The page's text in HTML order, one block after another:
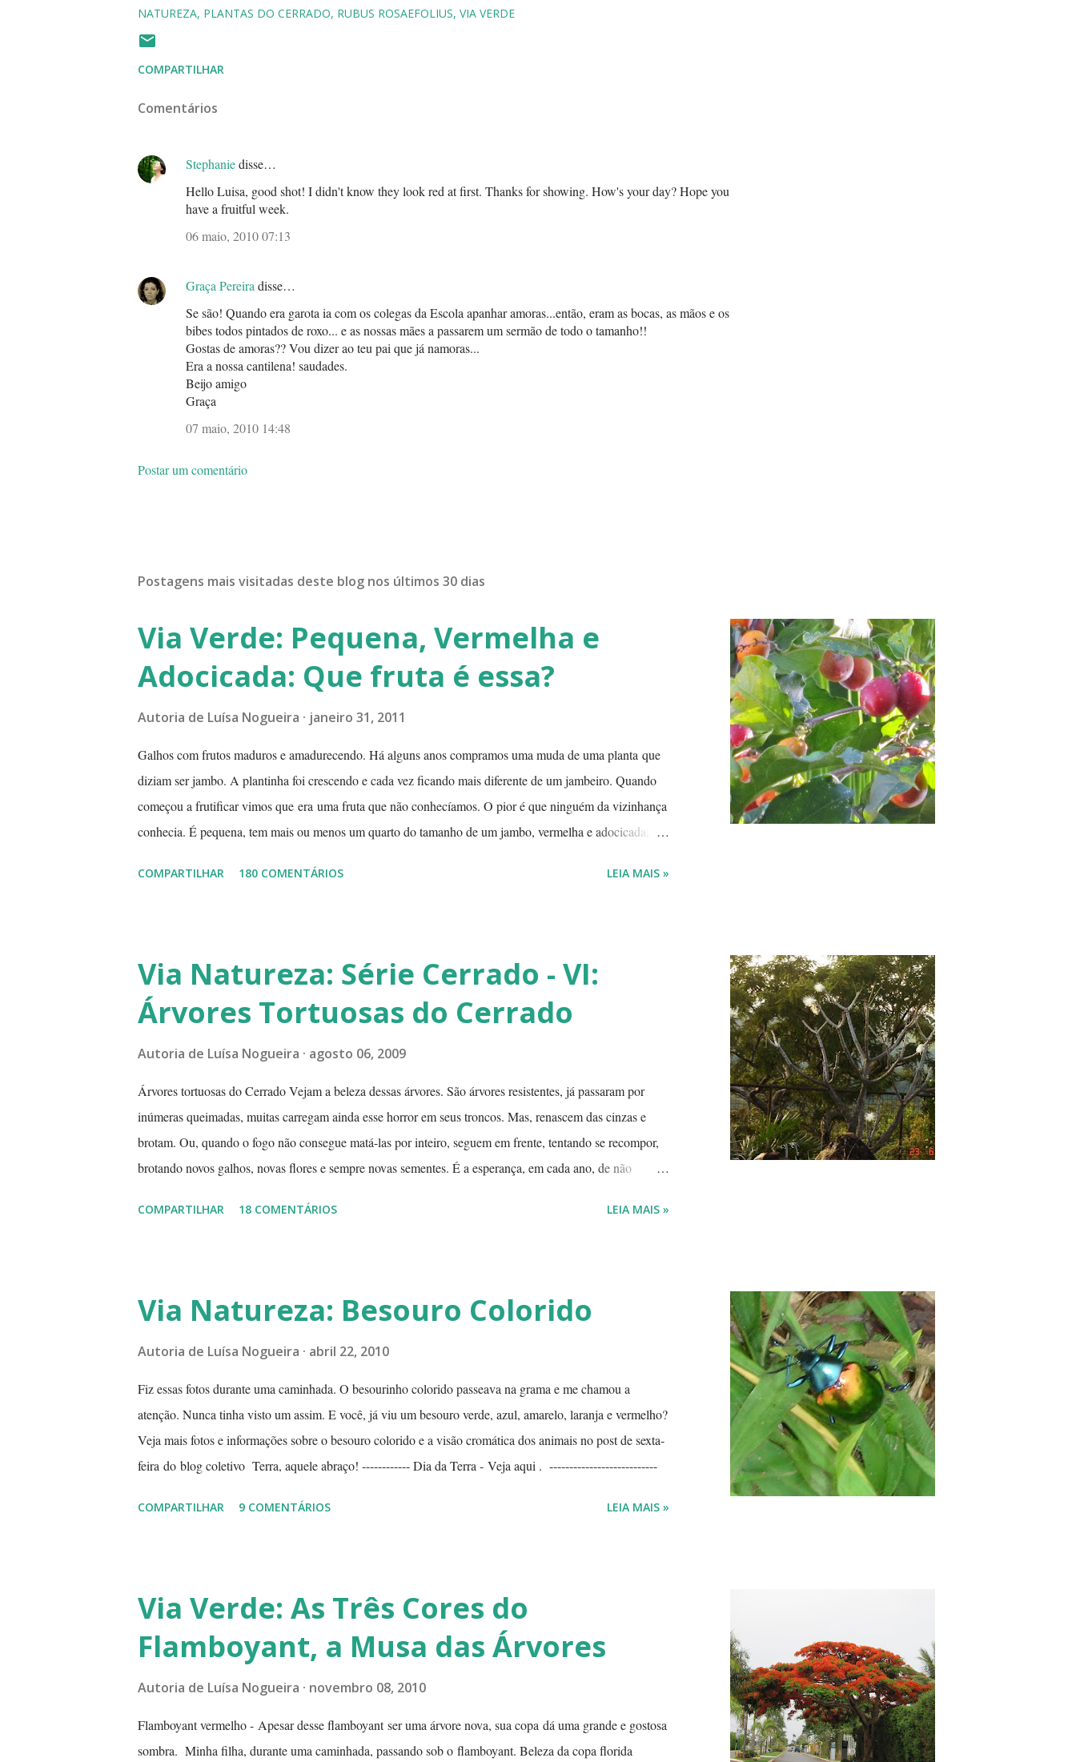
NATUREZA PLANTAS DO CERRADO RUBUS ROSAEFOLIUS VIA VERDE
COMPARTILHAR
Comentários
Stephaniedisse…
Hello Luisa, good shot! I didn't know they look red at first. Thanks for showing. How's your day? Hope you
have a fruitful week.
06 maio, 2010 07:13
Graça Pereiradisse…
Se são! Quando era garota ia com os colegas da Escola apanhar amoras...então, eram as bocas, as mãos e os
bibes todos pintados de roxo... e as nossas mães a passarem um sermão de todo o tamanho!!
Gostas de amoras?? Vou dizer ao teu pai que já namoras...
Era a nossa cantilena! saudades.
Beijo amigo
Graça
07 maio, 2010 14:48
Postar um comentário
Postagens mais visitadas deste blog nos últimos 30 dias
Via Verde: Pequena, Vermelha e
Adocicada: Que fruta é essa?
Autoria de Luísa Nogueira janeiro 31, 2011
Galhos com frutos maduros e amadurecendo. Há alguns anos compramos uma muda de uma planta que
diziam ser jambo. A plantinha foi crescendo e cada vez ficando mais diferente de um jambeiro. Quando
começou a frutificar vimos que era uma fruta que não conhecíamos. O pior é que ninguém da vizinhança
conhecia. É pequena, tem mais ou menos um quarto do tamanho de um jambo, vermelha e adocicada,
frutinhas amadurecendo. Que fruta é essa? Retiramos a pele de uma delas para mostrar a polpa. A pele é
-
COMPARTILHAR 180 COMENTÁRIOS LEIA MAIS »
Via Natureza: Série Cerrado - VI:
Árvores Tortuosas do Cerrado
Autoria de Luísa Nogueira agosto 06, 2009
Árvores tortuosas do Cerrado Vejam a beleza dessas árvores. São árvores resistentes, já passaram por
inúmeras queimadas, muitas carregam ainda esse horror em seus troncos. Mas, renascem das cinzas e
brotam. Ou, quando o fogo não consegue matá-las por inteiro, seguem em frente, tentando se recompor,
brotando novos galhos, novas flores e sempre novas sementes. É a esperança, em cada ano, de não
frutos exóticos, assim é a beleza do Cerrado. O Cerrado é um dos biomas mais secos do Brasil. A estação
período de estiagem. Um toco de cigarro ou algumas brasas que ficaram de um pique-nique pode ser o
começo de um fogaréu. Há também os casos em que o fogo...
COMPARTILHAR 18 COMENTÁRIOS LEIA MAIS »
Via Natureza: Besouro Colorido
Autoria de Luísa Nogueira abril 22, 2010
Fiz essas fotos durante uma caminhada. O besourinho colorido passeava na grama e me chamou a
atenção. Nunca tinha visto um assim. E você, já viu um besouro verde, azul, amarelo, laranja e vermelho?
Veja mais fotos e informações sobre o besouro colorido e a visão cromática dos animais no post de sexta-
feira do blog coletivo Terra, aquele abraço! ------------ Dia da Terra - Veja aqui . ---------------------------
COMPARTILHAR 9 COMENTÁRIOS LEIA MAIS »
Via Verde: As Três Cores do
Flamboyant, a Musa das Árvores
Autoria de Luísa Nogueira novembro 08, 2010
Flamboyant vermelho - Apesar desse flamboyant ser uma árvore nova, sua copa dá uma grande e gostosa
sombra. Minha filha, durante uma caminhada, passando sob o flamboyant. Beleza da copa florida